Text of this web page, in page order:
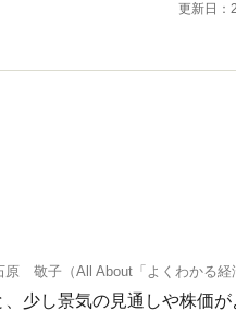
更新日：
原 敬子（All About「よくわかる経
少し景気の見通しや株価が